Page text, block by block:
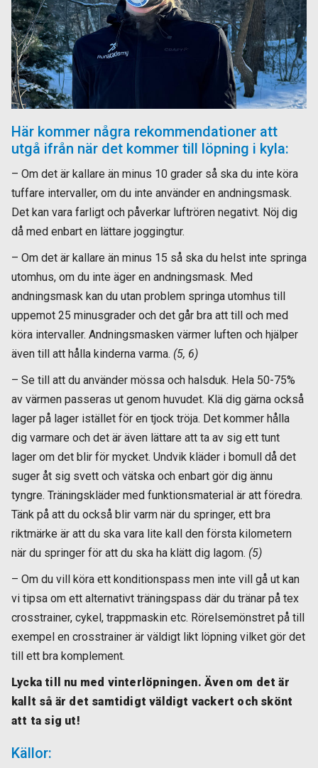
Här kommer några rekommendationer att
utgå ifrån när det kommer till löpning i kyla:
– Om det är kallare än minus 10 grader så ska du inte köra
tuffare intervaller, om du inte använder en andningsmask.
Det kan vara farligt och påverkar luftrören negativt. Nöj dig
då med enbart en lättare joggingtur.
– Om det är kallare än minus 15 så ska du helst inte springa
utomhus, om du inte äger en andningsmask. Med
andningsmask kan du utan problem springa utomhus till
uppemot 25 minusgrader och det går bra att till och med
köra intervaller. Andningsmasken värmer luften och hjälper
även till att hålla kinderna varma. (5, 6)
– Se till att du använder mössa och halsduk. Hela 50-75%
av värmen passeras ut genom huvudet. Klä dig gärna också
lager på lager istället för en tjock tröja. Det kommer hålla
dig varmare och det är även lättare att ta av sig ett tunt
lager om det blir för mycket. Undvik kläder i bomull då det
suger åt sig svett och vätska och enbart gör dig ännu
tyngre. Träningskläder med funktionsmaterial är att föredra.
Tänk på att du också blir varm när du springer, ett bra
riktmärke är att du ska vara lite kall den första kilometern
när du springer för att du ska ha klätt dig lagom. (5)
– Om du vill köra ett konditionspass men inte vill gå ut kan
vi tipsa om ett alternativt träningspass där du tränar på tex
crosstrainer, cykel, trappmaskin etc. Rörelsemönstret på till
exempel en crosstrainer är väldigt likt löpning vilket gör det
till ett bra komplement.
Lycka till nu med vinterlöpningen. Även om det är
kallt så är det samtidigt väldigt vackert och skönt
att ta sig ut!
Källor: